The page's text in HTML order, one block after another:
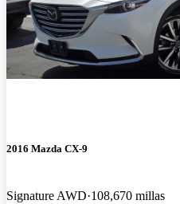
2016 Mazda CX-9
Signature AWD 108,670 millas